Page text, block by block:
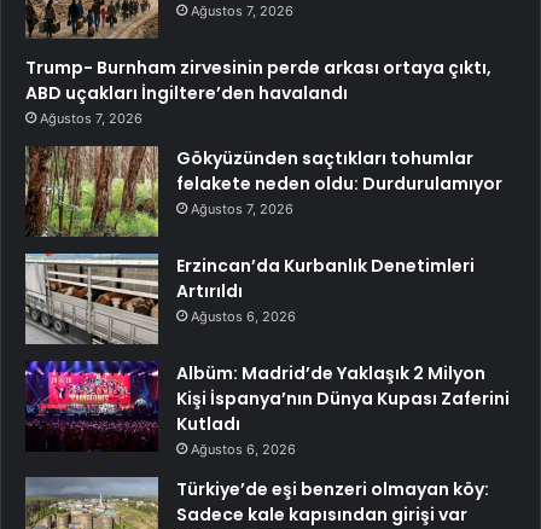
Ağustos 7, 2026
Trump- Burnham zirvesinin perde arkası ortaya çıktı,
ABD uçakları İngiltere’den havalandı
Ağustos 7, 2026
Gökyüzünden saçtıkları tohumlar
felakete neden oldu: Durdurulamıyor
Ağustos 7, 2026
Erzincan’da Kurbanlık Denetimleri
Artırıldı
Ağustos 6, 2026
Albüm: Madrid’de Yaklaşık 2 Milyon
Kişi İspanya’nın Dünya Kupası Zaferini
Kutladı
Ağustos 6, 2026
Türkiye’de eşi benzeri olmayan köy:
Sadece kale kapısından girişi var